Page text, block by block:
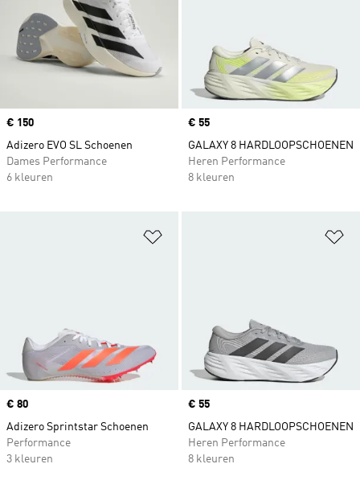
Price
€ 150
Adizero EVO SL Schoenen
Dames Performance
6 kleuren
Price
€ 55
GALAXY 8 HARDLOOPSCHOENEN
Heren Performance
8 kleuren
Price
€ 80
Adizero Sprintstar Schoenen
Performance
3 kleuren
Price
€ 55
GALAXY 8 HARDLOOPSCHOENEN
Heren Performance
8 kleuren